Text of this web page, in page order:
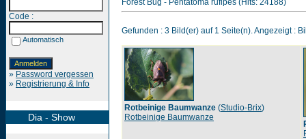
Code :
Automatisch
» Password vergessen
» Registrierung & Info
Dia - Show
Forest Bug - Pentatoma rufipes (Hits: 24188)
Gefunden : 3 Bild(er) auf 1 Seite(n). Angezeigt :
Rotbeinige Baumwanze (Studio-Brix)
Rotbeinige Baumwanze